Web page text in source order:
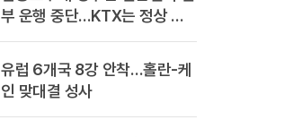
부 운행 중단…KTX는 정상 운
행
유럽 6개국 8강 안착…홀란-케
인 맞대결 성사